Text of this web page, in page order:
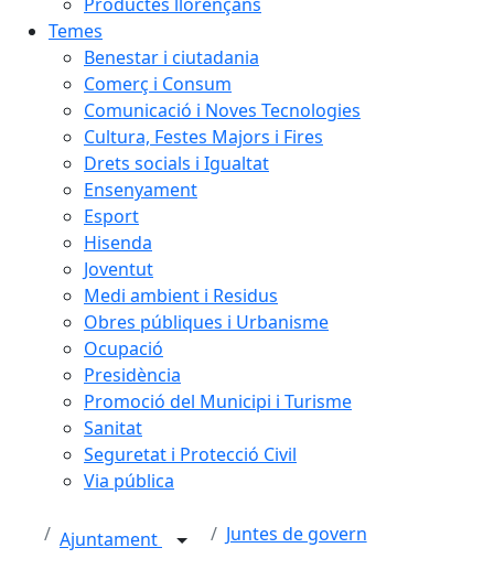
Temes
Benestar i ciutadania
Comerç i Consum
Comunicació i Noves Tecnologies
Cultura, Festes Majors i Fires
Drets socials i Igualtat
Ensenyament
Esport
Hisenda
Joventut
Medi ambient i Residus
Obres públiques i Urbanisme
Ocupació
Presidència
Promoció del Municipi i Turisme
Sanitat
Seguretat i Protecció Civil
Via pública
Ajuntament Juntes de govern